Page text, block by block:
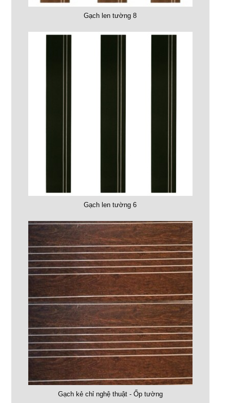
Gạch len tường 8
Gạch len tường 6
Gạch kẻ chỉ nghệ thuật - Ốp tường